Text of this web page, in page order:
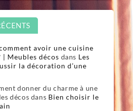
avoir une cuisine
Meubles décos dans Les
la décoration d’une
donner du charme à une
décos dans Bien choisir le